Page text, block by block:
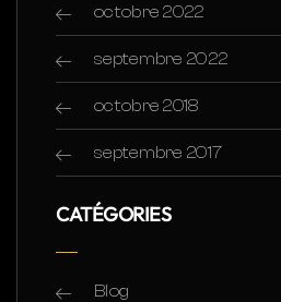
octobre 2022
septembre 2022
octobre 2018
septembre 2017
CATÉGORIES
Blog